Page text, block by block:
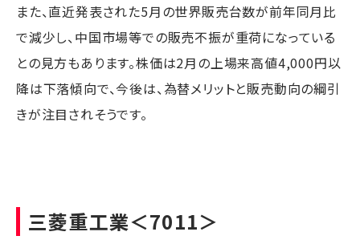
また、直近発表された5月の世界販売台数が前年同月比
で減少し、中国市場等での販売不振が重荷になっている
との見方もあります。株価は2月の上場来高値4,000円以
降は下落傾向で、今後は、為替メリットと販売動向の綱引
きが注目されそうです。
三菱重工業＜7011＞